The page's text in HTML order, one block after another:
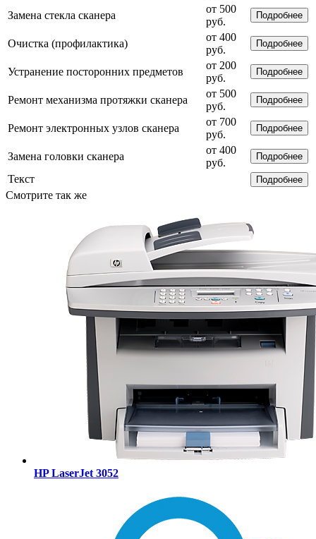
Замена стекла сканера
от 500
руб.
Подробнее
Очистка (профилактика)
от 400
руб.
Подробнее
Устранение посторонних предметов
от 200
руб.
Подробнее
Ремонт механизма протяжки сканера
от 500
руб.
Подробнее
Ремонт электронных узлов сканера
от 700
руб.
Подробнее
Замена головки сканера
от 400
руб.
Подробнее
Текст Подробнее
Смотрите так же
HP LaserJet 3052